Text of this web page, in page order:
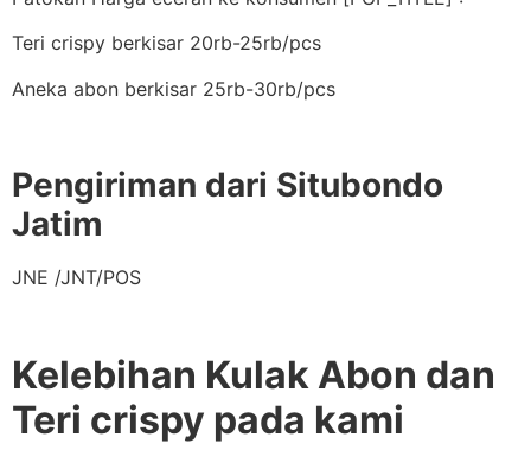
Teri crispy berkisar 20rb-25rb/pcs
Aneka abon berkisar 25rb-30rb/pcs
Pengiriman dari Situbondo
Jatim
JNE /JNT/POS
Kelebihan Kulak Abon dan
Teri crispy pada kami